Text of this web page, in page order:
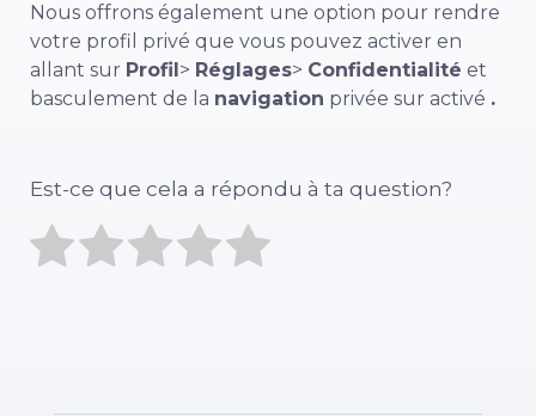
Nous offrons également une option pour rendre
votre profil privé que vous pouvez activer en
allant sur Profil> Réglages> Confidentialité et
basculement de la navigation privée sur activé .
Est-ce que cela a répondu à ta question?